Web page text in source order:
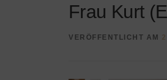
Frau Kurt
VERÖFFENTLICHT AM